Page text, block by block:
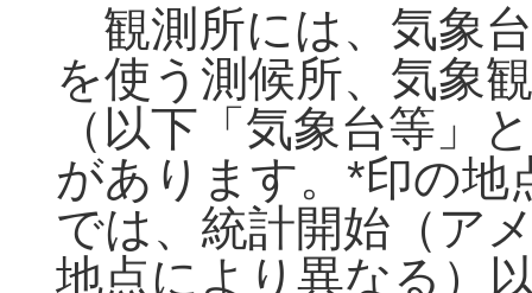
観測所には、気象
を使う測候所、気象
（以下「気象台等」
があります。*印の地
では、統計開始（ア
地点により異なる）